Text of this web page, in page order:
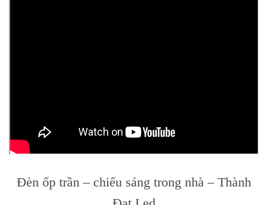
Đèn ốp trần – chiếu sáng trong nhà – Thành